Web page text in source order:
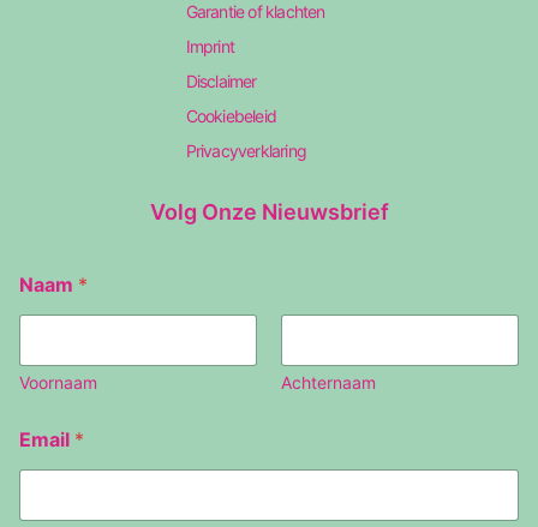
Garantie of klachten
Imprint
Disclaimer
Cookiebeleid
Privacyverklaring
Volg Onze Nieuwsbrief
a
a
E
m
i
l
Naam *
Voornaam Achternaam
Email *